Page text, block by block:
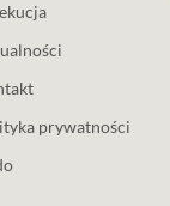
prywatności